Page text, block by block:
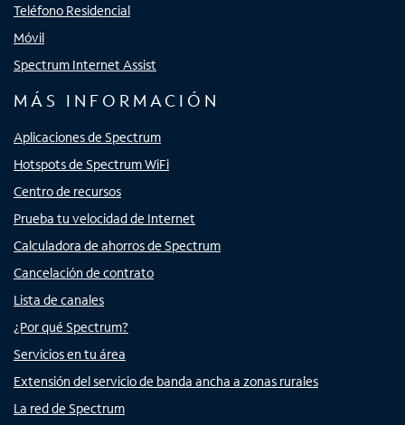
Teléfono Residencial
Móvil
Spectrum Internet Assist
MÁS INFORMACIÓN
Aplicaciones de Spectrum
Hotspots de Spectrum WiFi
Centro de recursos
Prueba tu velocidad de Internet
Calculadora de ahorros de Spectrum
Cancelación de contrato
Lista de canales
¿Por qué Spectrum?
Servicios en tu área
Extensión del servicio de banda ancha a zonas rurales
La red de Spectrum